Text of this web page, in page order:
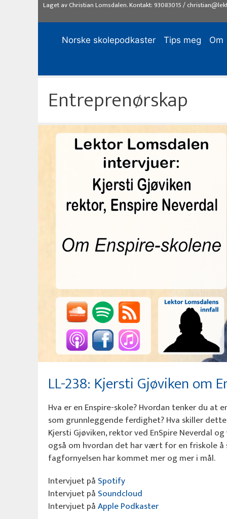
Laget avChristian Lomsdalen. Kontakt: 93083015/
Norske skolepodkaster Tips meg Om
Entreprenørskap
LL-238: Kjersti Gjøviken om
Hva er en Enspire-skole? Hvordan tenker du
som grunnleggende ferdighet? Hva skiller
Kjersti Gjøviken, rektor ved EnSpire Neverdal
også om hvordan det har vært for en friskole
fagfornyelsen har kommet mer og mer i mål.
Intervjuet på Spotify
Intervjuet på Soundcloud
Intervjuet påApple Podkaster